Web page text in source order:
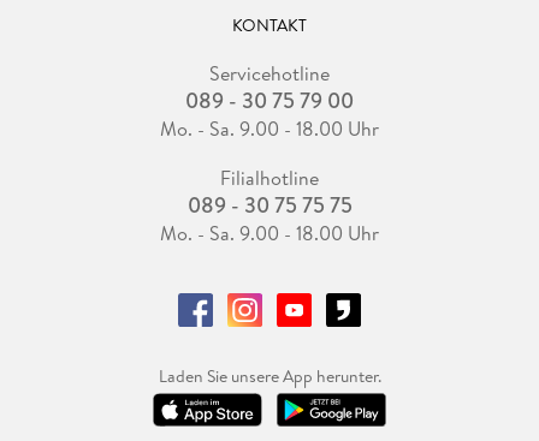
KONTAKT
Servicehotline
089 - 30 75 79 00
Mo. - Sa. 9.00 - 18.00 Uhr
Filialhotline
089 - 30 75 75 75
Mo. - Sa. 9.00 - 18.00 Uhr
Laden Sie unsere App herunter.